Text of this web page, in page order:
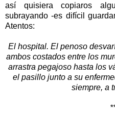
así quisiera copiaros
subrayando -es difícil
Atentos:
El hospital. El penoso
ambos costados entre los
arrastra pegajoso hasta los
el pasillo junto a su
siempre, a